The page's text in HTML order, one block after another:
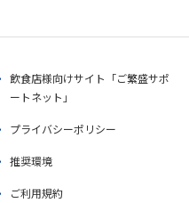
飲食店様向けサイト「ご繁盛サポ
ートネット」
プライバシーポリシー
推奨環境
ご利用規約